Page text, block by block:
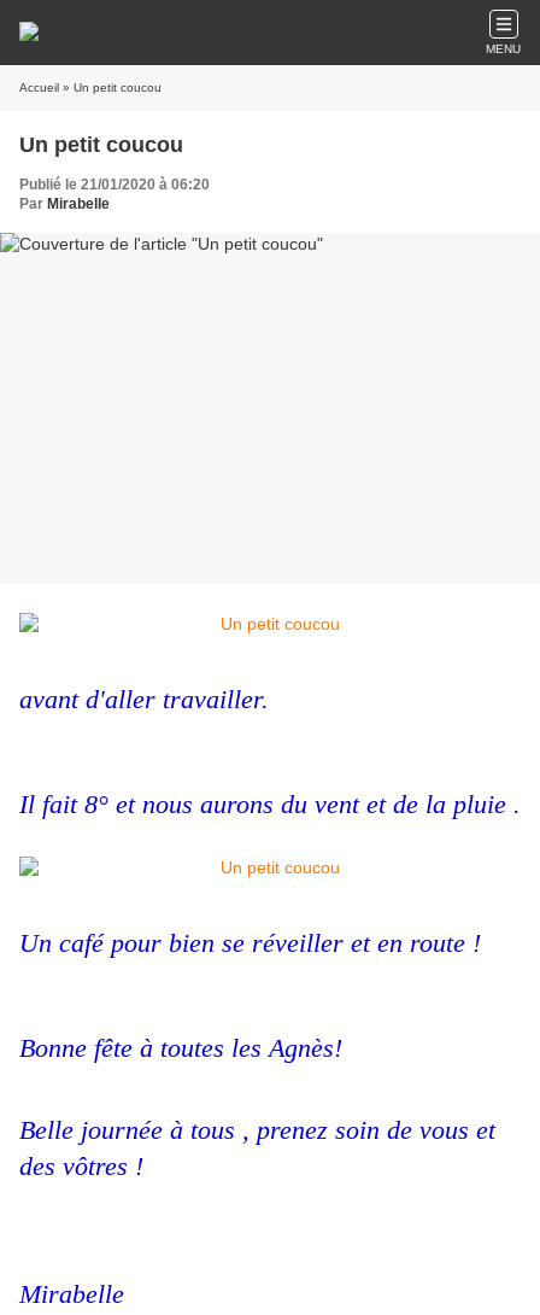
MENU
Accueil » Un petit coucou
Un petit coucou
Publié le 21/01/2020 à 06:20
Par Mirabelle
avant d'aller travailler.
Il fait 8° et nous aurons du vent et de la pluie .
Un café pour bien se réveiller et en route !
Bonne fête à toutes les Agnès!
Belle journée à tous , prenez soin de vous et
des vôtres !
Mirabelle